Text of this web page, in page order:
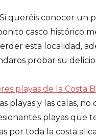
queréis conocer un
casco histórico
esta localidad,
probar su
playas de la Costa
playas y las calas, no
playas que
por toda la costa